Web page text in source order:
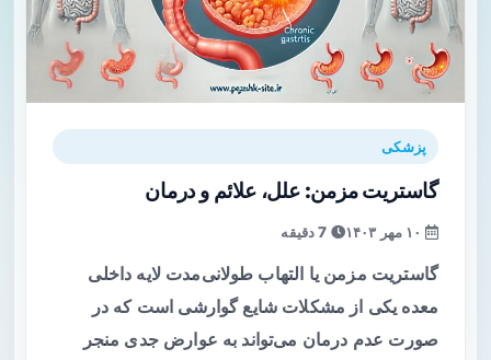
پزشکی
گاستریت مزمن: علل، علائم و درمان
گاستریت مزمن یا التهاب طولانی‌مدت لایه داخلی
معده یکی از مشکلات شایع گوارشی است که در
صورت عدم درمان می‌تواند به عوارض جدی منجر